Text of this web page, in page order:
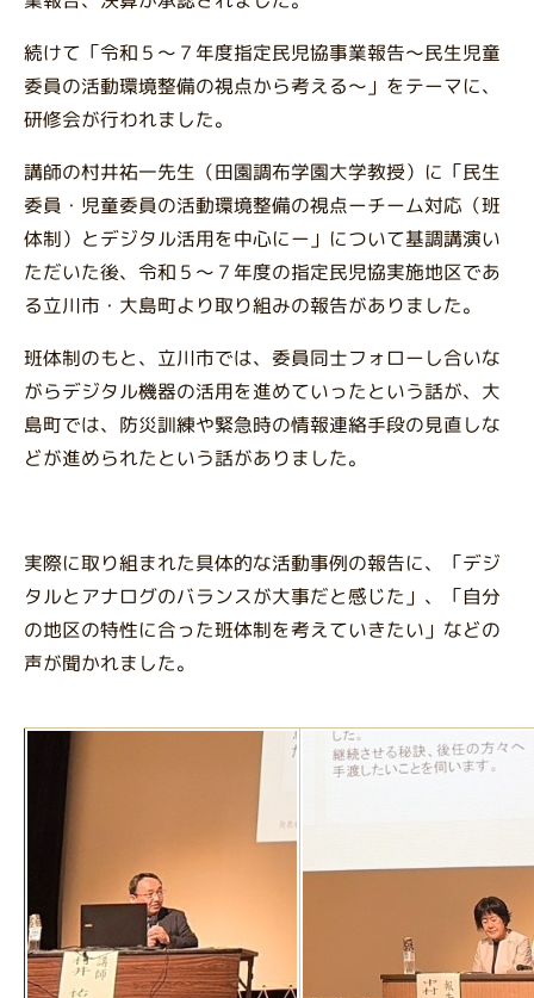
続けて「令和５～７年度指定民児協事業報告～民生児童
委員の活動環境整備の視点から考える～」をテーマに、
研修会が行われました。
講師の村井祐一先生（田園調布学園大学教授）に「民生
委員・児童委員の活動環境整備の視点ーチーム対応（班
体制）とデジタル活用を中心にー」について基調講演い
ただいた後、令和５～７年度の指定民児協実施地区であ
る立川市・大島町より取り組みの報告がありました。
班体制のもと、立川市では、委員同士フォローし合いな
がらデジタル機器の活用を進めていったという話が、大
島町では、防災訓練や緊急時の情報連絡手段の見直しな
どが進められたという話がありました。
実際に取り組まれた具体的な活動事例の報告に、「デジ
タルとアナログのバランスが大事だと感じた」、「自分
の地区の特性に合った班体制を考えていきたい」などの
声が聞かれました。